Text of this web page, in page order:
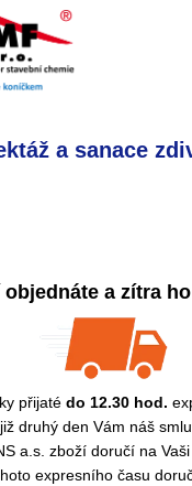
a sanace
objednáte a zítra
přijatédo 12.30 hod.
druhý den Vám náš
a.s. zboží doručí na
expresního času